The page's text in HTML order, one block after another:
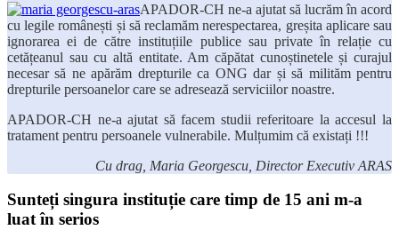
APADOR-CH ne-a ajutat să lucrăm în acord
cu legile românești și să reclamăm nerespectarea, greșita aplicare sau
ignorarea ei de către instituțiile publice sau private în relație cu
cetățeanul sau cu altă entitate. Am căpătat cunoștinetele și curajul
necesar să ne apărăm drepturile ca ONG dar și să milităm pentru
drepturile persoanelor care se adresează serviciilor noastre.
APADOR-CH ne-a ajutat să facem studii referitoare la accesul la
tratament pentru persoanele vulnerabile. Mulțumim că existați !!!
Cu drag, Maria Georgescu, Director Executiv ARAS
Sunteți singura instituție care timp de 15 ani m-a
luat în serios